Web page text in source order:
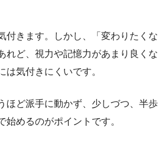
付きます。しかし、「変わりたくな
れど、視力や記憶力があまり良くな
は気付きにくいです。
ほど派手に動かず、少しづつ、半歩
始めるのがポイントです。